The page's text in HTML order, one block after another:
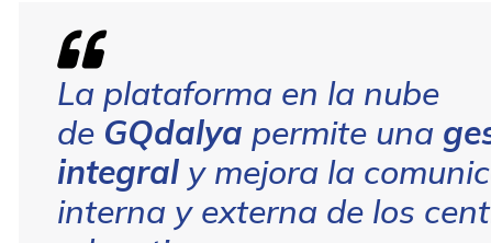
La plataforma en la nube
de GQdalya permite una
integral y mejora la
interna y externa de los